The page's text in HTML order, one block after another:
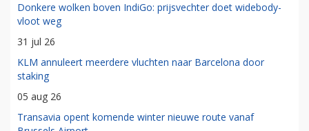
Donkere wolken boven IndiGo: prijsvechter doet widebody-
vloot weg
31 jul 26
KLM annuleert meerdere vluchten naar Barcelona door
staking
05 aug 26
Transavia opent komende winter nieuwe route vanaf